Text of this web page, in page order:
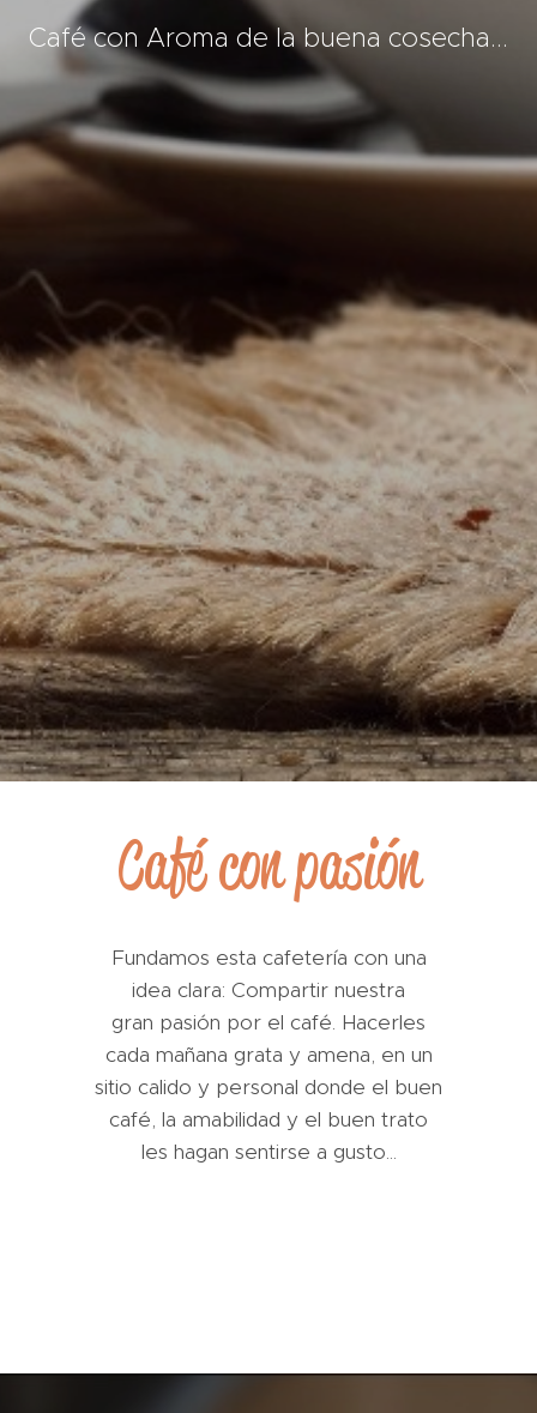
Café con Aroma de la buena cosecha...
Café con pasión
Fundamos esta cafetería con una
idea clara: Compartir nuestra
gran pasión por el café. Hacerles
cada mañana grata y amena, en un
sitio calido y personal donde el buen
café, la amabilidad y el buen trato
les hagan sentirse a gusto...